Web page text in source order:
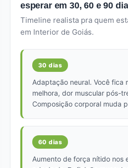
esperar em 30, 60 e 90
Timeline realista pra quem
em Interior de Goiás.
30 dias
Adaptação neural. Você fica
melhora, dor muscular pós-
Composição corporal muda
60 dias
Aumento de força nítido nos